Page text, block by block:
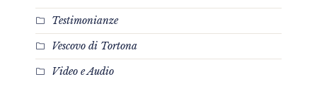
Testimonianze
Vescovo di Tortona
Video e Audio